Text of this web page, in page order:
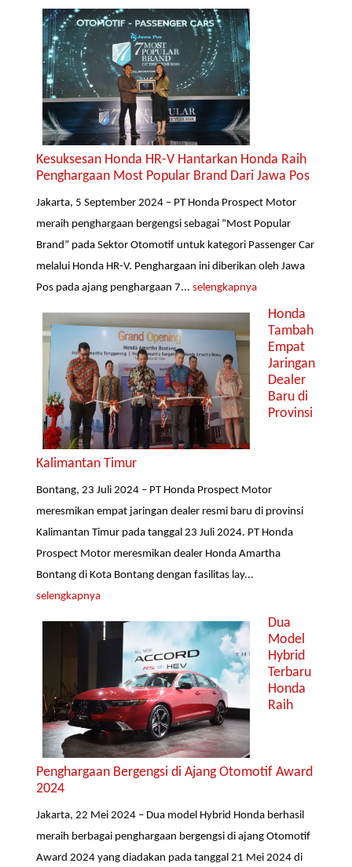
Kesuksesan Honda HR-V Hantarkan Honda Raih
Penghargaan Most Popular Brand Dari Jawa Pos
Jakarta, 5 September 2024 – PT Honda Prospect Motor
meraih penghargaan bergengsi sebagai “Most Popular
Brand” pada Sektor Otomotif untuk kategori Passenger Car
melalui Honda HR-V. Penghargaan ini diberikan oleh Jawa
Pos pada ajang penghargaan 7...selengkapnya
Honda
Tambah
Empat
Jaringan
Dealer
Baru di
Provinsi
Kalimantan Timur
Bontang, 23 Juli 2024 – PT Honda Prospect Motor
meresmikan empat jaringan dealer resmi baru di provinsi
Kalimantan Timur pada tanggal 23 Juli 2024. PT Honda
Prospect Motor meresmikan dealer Honda Amartha
Bontang di Kota Bontang dengan fasilitas lay...
selengkapnya
Dua
Model
Hybrid
Terbaru
Honda
Raih
Penghargaan Bergengsi di Ajang Otomotif Award
2024
Jakarta, 22 Mei 2024 – Dua model Hybrid Honda berhasil
meraih berbagai penghargaan bergengsi di ajang Otomotif
Award 2024 yang diadakan pada tanggal 21 Mei 2024 di